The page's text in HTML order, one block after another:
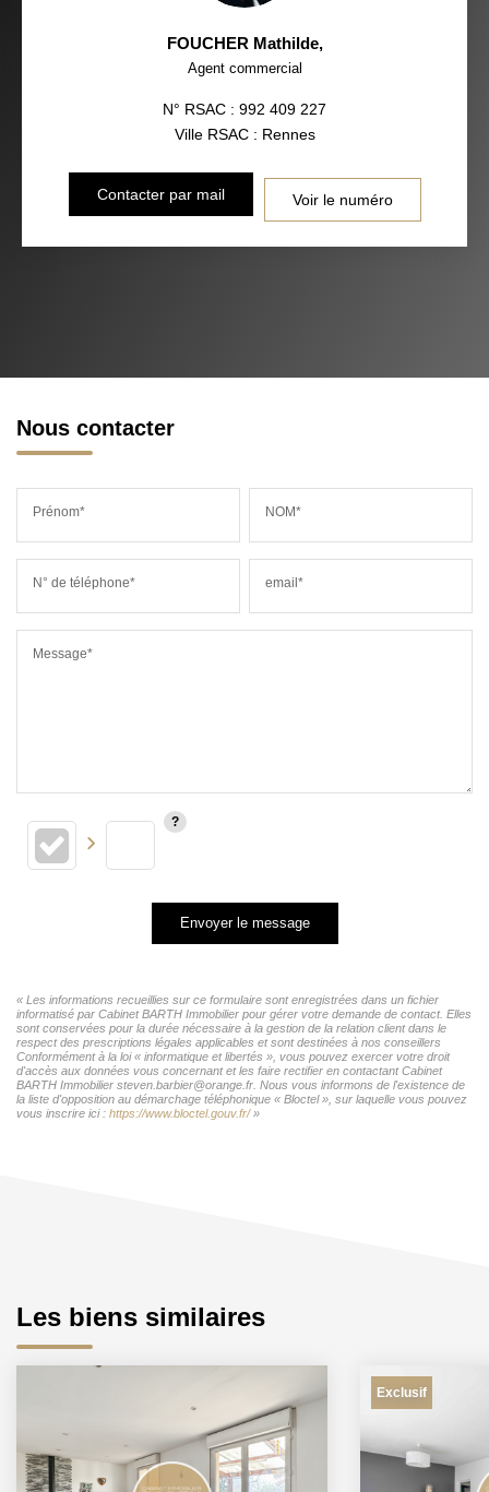
FOUCHER Mathilde,
Agent commercial
N° RSAC : 992 409 227
Ville RSAC : Rennes
Contacter par mail Voir le numéro
Nous contacter
Prénom* NOM*
N° de téléphone* email*
Message*
Envoyer le message
« Les informations recueillies sur ce formulaire sont enregistrées dans un fichier
informatisé par Cabinet BARTH Immobilier pour gérer votre demande de contact. Elles
sont conservées pour la durée nécessaire à la gestion de la relation client dans le
respect des prescriptions légales applicables et sont destinées à nos conseillers
Conformément à la loi « informatique et libertés », vous pouvez exercer votre droit
d'accès aux données vous concernant et les faire rectifier en contactant Cabinet
BARTH Immobilier steven.barbier@orange.fr. Nous vous informons de l'existence de
la liste d'opposition au démarchage téléphonique « Bloctel », sur laquelle vous pouvez
vous inscrire ici : https://www.bloctel.gouv.fr/»
Les biens similaires
Exclusif